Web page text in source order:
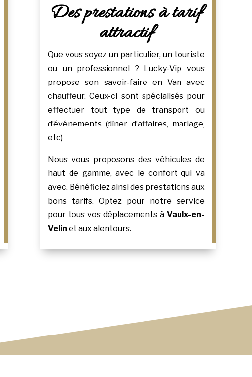
Des prestations à tarif
attractif
Que vous soyez un particulier, un touriste
ou un professionnel ? Lucky-Vip vous
propose son savoir-faire en Van avec
chauffeur. Ceux-ci sont spécialisés pour
effectuer tout type de transport ou
d’événements (dîner d’affaires, mariage,
etc)
Nous vous proposons des véhicules de
haut de gamme, avec le confort qui va
avec. Bénéficiez ainsi des prestations aux
bons tarifs. Optez pour notre service
pour tous vos déplacements àVaulx-en-
Velin et aux alentours.